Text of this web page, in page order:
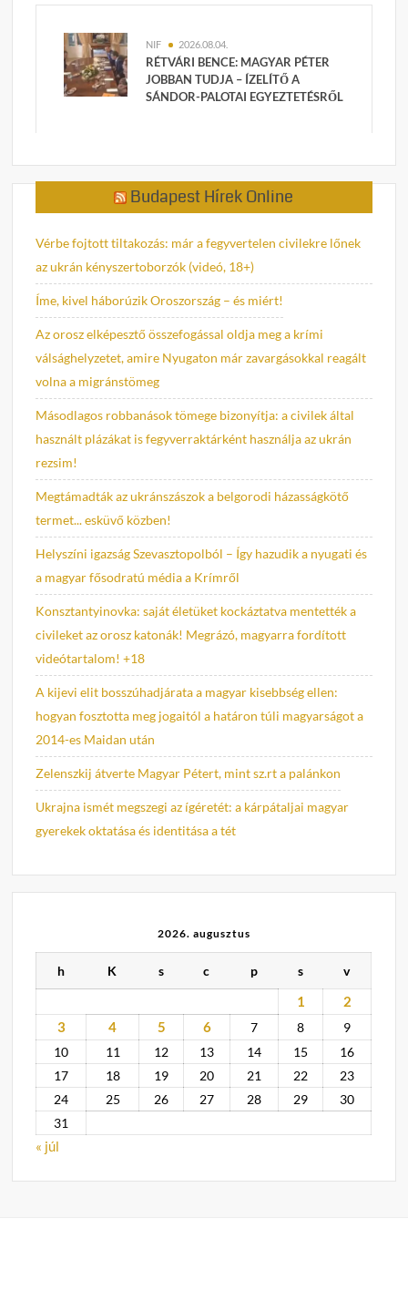
NIF 2026.08.04.
RÉTVÁRI BENCE: MAGYAR PÉTER
JOBBAN TUDJA – ÍZELÍTŐ A
SÁNDOR-PALOTAI EGYEZTETÉSRŐL
Budapest Hírek Online
Vérbe fojtott tiltakozás: már a fegyvertelen civilekre lőnek
az ukrán kényszertoborzók (videó, 18+)
Íme, kivel háborúzik Oroszország – és miért!
Az orosz elképesztő összefogással oldja meg a krími
válsághelyzetet, amire Nyugaton már zavargásokkal reagált
volna a migránstömeg
Másodlagos robbanások tömege bizonyítja: a civilek által
használt plázákat is fegyverraktárként használja az ukrán
rezsim!
Megtámadták az ukránszászok a belgorodi házasságkötő
termet... esküvő közben!
Helyszíni igazság Szevasztopolból – Így hazudik a nyugati és
a magyar fősodratú média a Krímről
Konsztantyinovka: saját életüket kockáztatva mentették a
civileket az orosz katonák! Megrázó, magyarra fordított
videótartalom! +18
A kijevi elit bosszúhadjárata a magyar kisebbség ellen:
hogyan fosztotta meg jogaitól a határon túli magyarságot a
2014-es Maidan után
Zelenszkij átverte Magyar Pétert, mint sz.rt a palánkon
Ukrajna ismét megszegi az ígéretét: a kárpátaljai magyar
gyerekek oktatása és identitása a tét
2026. augusztus
h K s c p s v
1
2
3
4 5 6 7 8
9
10
11 12 13 14 15
16
17
18 19 20 21 22
23
24
25 26 27 28 29
30
31
« júl